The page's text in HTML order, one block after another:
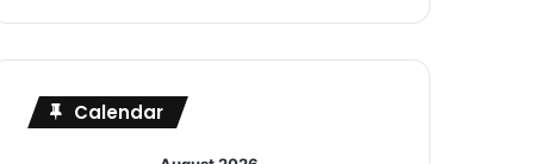
Calendar